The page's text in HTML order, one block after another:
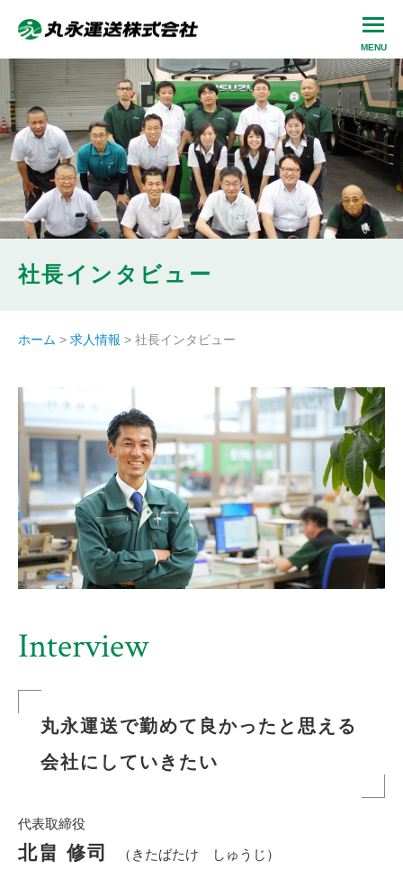
社長インタビュー
ホーム > 求人情報 > 社長インタビュー
丸永運送で勤めて良かったと思える
会社にしていきたい
代表取締役
北畠 修司 （きたばたけ しゅうじ）